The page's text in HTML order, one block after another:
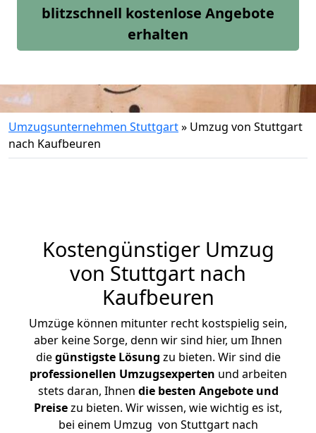
blitzschnell kostenlose Angebote
erhalten
Umzugsunternehmen Stuttgart» Umzug von Stuttgart
nach Kaufbeuren
Kostengünstiger Umzug
von Stuttgart nach
Kaufbeuren
Umzüge können mitunter recht kostspielig sein,
aber keine Sorge, denn wir sind hier, um Ihnen
diegünstigste Lösung zu bieten. Wir sind die
professionellen Umzugsexperten und arbeiten
stets daran, Ihnen die besten Angebote und
Preisezu bieten. Wir wissen, wie wichtig es ist,
bei einem Umzug von Stuttgart nach